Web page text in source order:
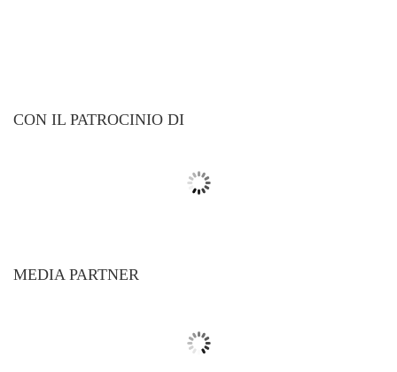
CON IL PATROCINIO DI
MEDIA PARTNER